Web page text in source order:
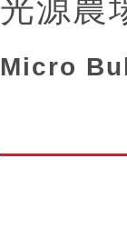
光源農
Micro